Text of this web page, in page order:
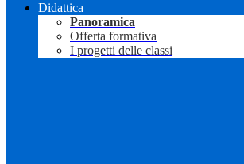
Didattica
Panoramica
Offerta formativa
I progetti delle classi